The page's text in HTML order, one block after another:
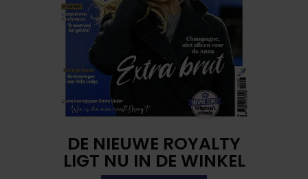
DE NIEUWE ROYALTY
LIGT NU IN DE WINKEL